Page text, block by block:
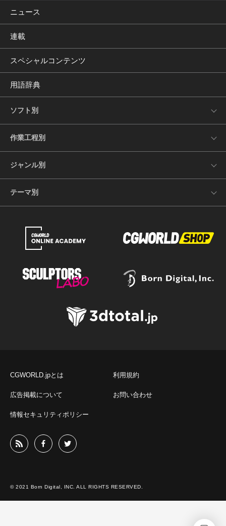
ニュース
連載
スペシャルコンテンツ
用語辞典
ソフト別
作業工程別
ジャンル別
テーマ別
CGWORLD.jpとは 利用規約
広告掲載について お問い合わせ
情報セキュリティポリシー
© 2021 Born Digital, INC. ALL RIGHTS RESERVED.